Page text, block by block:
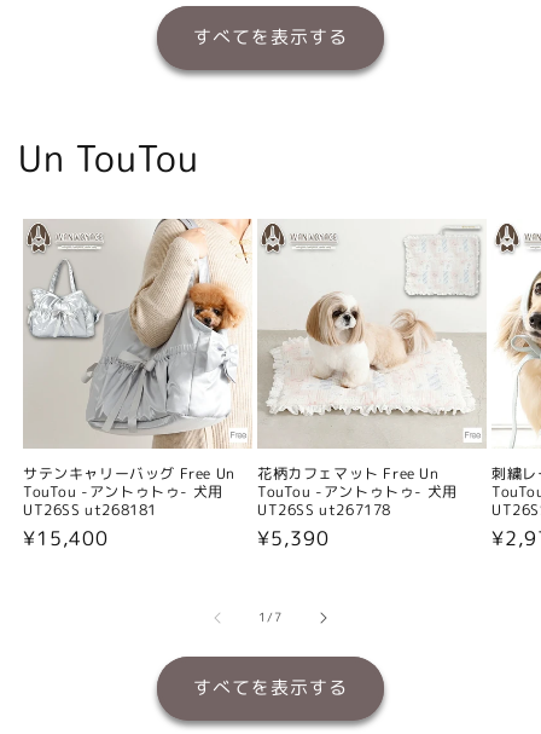
すべてを表示する
Un TouTou
サテンキャリーバッグ Free Un
TouTou -アントゥトゥ- 犬用
UT26SS ut268181
通
¥15,400
花柄カフェマット Free Un
TouTou -アントゥトゥ- 犬用
UT26SS ut267178
通
格
¥5,390
刺繍
通
1/の
7
すべてを表示する